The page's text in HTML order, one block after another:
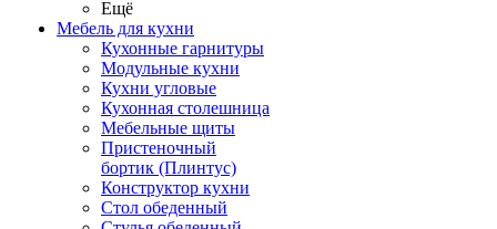
Ещё
Мебель для кухни
Кухонные гарнитуры
Модульные кухни
Кухни угловые
Кухонная столешница
Мебельные щиты
Пристеночный
бортик (Плинтус)
Конструктор кухни
Стол обеденный